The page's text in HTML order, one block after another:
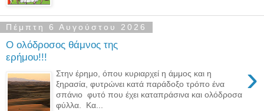
Πέμπτη 6 Αυγούστου 2026
Ο ολόδροσος θάμνος της
ερήμου!!!
›
Στην έρημο, όπου κυριαρχεί η άμμος και η
ξηρασία, φυτρώνει κατά παράδοξο τρόπο ένα
σπάνιο φυτό που έχει καταπράσινα και ολόδροσα
φύλλα. Κα...